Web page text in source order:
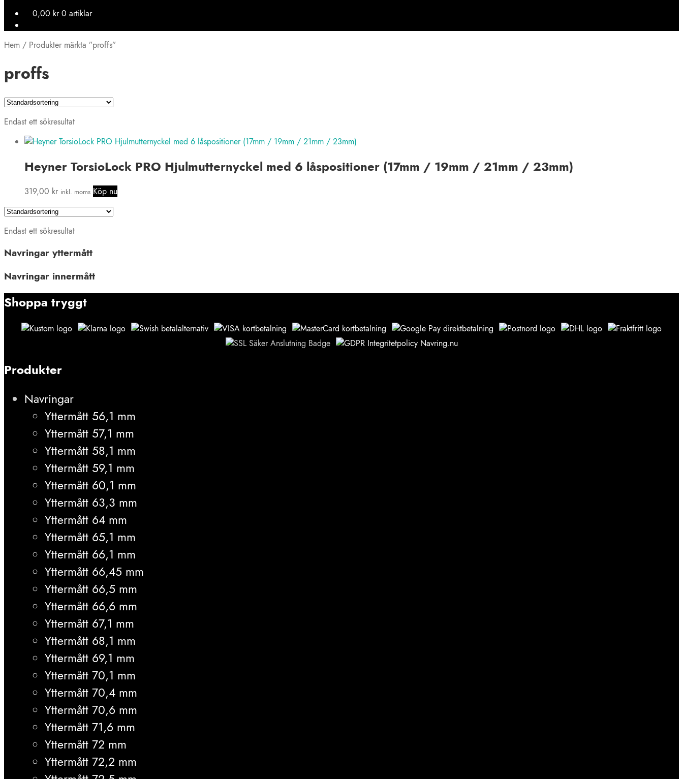
0,00 kr 0 artiklar
Hem / Produkter märkta ”proffs”
proffs
Endast ett sökresultat
Heyner TorsioLock PRO Hjulmutternyckel med 6 låspositioner (17mm / 19mm / 21mm / 23mm)
319,00 kr inkl. moms Köp nu
Endast ett sökresultat
Navringar yttermått
Navringar innermått
Shoppa tryggt
Produkter
Navringar
Yttermått 56,1 mm
Yttermått 57,1 mm
Yttermått 58,1 mm
Yttermått 59,1 mm
Yttermått 60,1 mm
Yttermått 63,3 mm
Yttermått 64 mm
Yttermått 65,1 mm
Yttermått 66,1 mm
Yttermått 66,45 mm
Yttermått 66,5 mm
Yttermått 66,6 mm
Yttermått 67,1 mm
Yttermått 68,1 mm
Yttermått 69,1 mm
Yttermått 70,1 mm
Yttermått 70,4 mm
Yttermått 70,6 mm
Yttermått 71,6 mm
Yttermått 72 mm
Yttermått 72,2 mm